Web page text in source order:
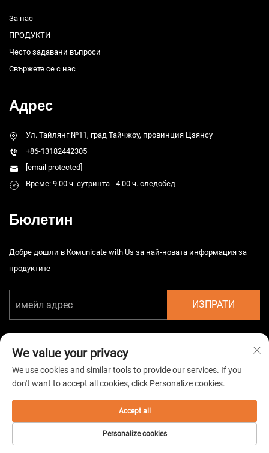
За нас
ПРОДУКТИ
Често задавани въпроси
Свържете се с нас
Адрес
Ул. Тайлянг №11, град Тайчжоу, провинция Цзянсу
+86-13182442305
[email protected]
Време: 9.00 ч. сутринта - 4.00 ч. следобед
Бюлетин
Добре дошли в Комunicate with Us за най-новата информация за
продуктите
ИЗПРАТИ
Автоматично право © 2026 Китайска Taizhou HarsMarg
Електромеханична Co. Ltd. Всички права запазени. - Политика за
поверителност
We value your privacy
We use cookies and similar tools to provide our services. If you
don't want to accept all cookies, click Personalize cookies.
Personalize cookies
Accept all